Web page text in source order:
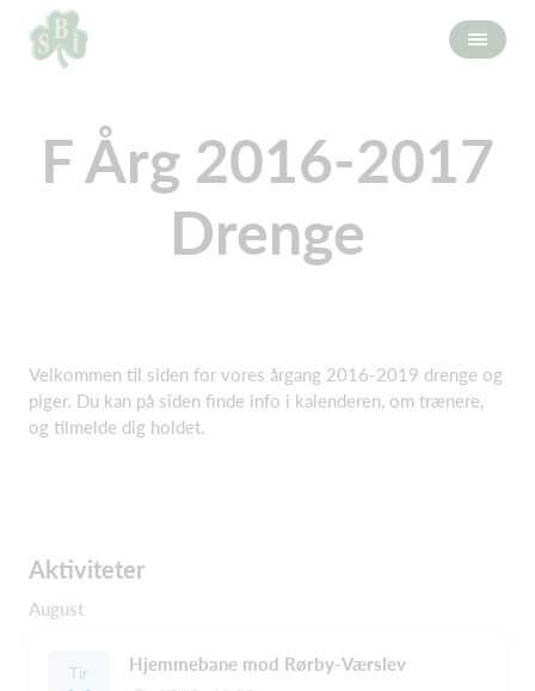
F Årg 2016-2017
Drenge
Velkommen til siden for vores årgang 2016-2019 drenge og
piger. Du kan på siden finde info i kalenderen, om trænere,
og tilmelde dig holdet.
Aktiviteter
August
Tir Hjemmebane mod Rørby-Værslev